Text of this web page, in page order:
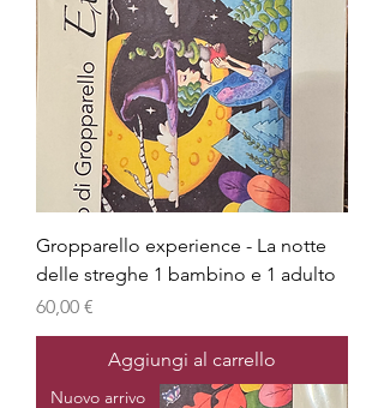
Gropparello experience - La notte
delle streghe 1 bambino e 1 adulto
Prezzo
60,00 €
Aggiungi al carrello
Nuovo arrivo